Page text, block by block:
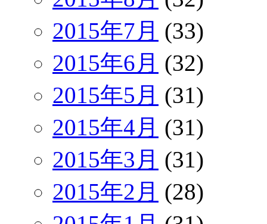
2015年7月 (33)
2015年6月 (32)
2015年5月 (31)
2015年4月 (31)
2015年3月 (31)
2015年2月 (28)